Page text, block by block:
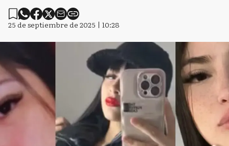
25 de septiembre de 2025 | 10:28